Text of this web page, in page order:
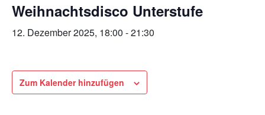
Weihnachtsdisco Unterstufe
12. Dezember 2025, 18:00 -21:30
Zum Kalender hinzufügen